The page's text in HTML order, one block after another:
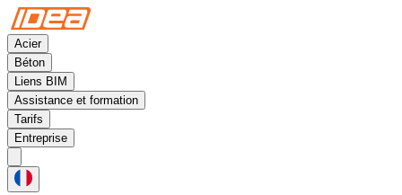
Acier
Béton
Liens BIM
Assistance et formation
Tarifs
Entreprise